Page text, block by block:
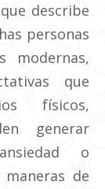
describe
personas
modernas,
que
físicos,
generar
o
de